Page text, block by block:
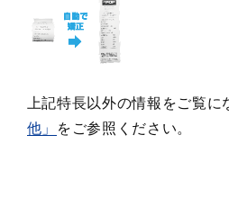
上記特長以外の情報をご覧に
他」
をご参照ください。